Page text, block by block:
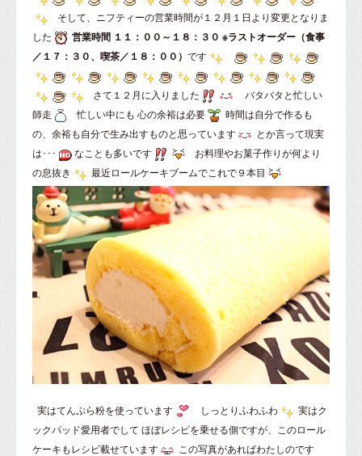
そして、 ニフティーの営業時間が１２月１日より変更となりま
した
営業時間 １１：００～１８：３０ ※ラストオーダー（食事
／１７：３０、喫茶／１８：００） です
さて１２月に入りました
バタバタと忙しい
師走
忙しい中にも 心の余裕は必要
時間は自分で作るも
の、余裕も自分で生み出すものと思っています
とか言って現実
は･･･
なことも多いです
お料理やお菓子作りが何より
の息抜き
最近ロールケーキブームでこれで９本目
実はてんぷら粉を使っています しっとりふわふわ
実はク
ックパッド愛用者でして ほぼレシピを乗せる側ですが、このロール
ケーキもレシピ載せています
この写真があればわたしのです